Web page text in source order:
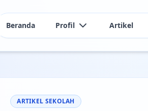
Beranda Profil
Sejarah Sekolah
Artikel
ARTIKEL SEKOLAH